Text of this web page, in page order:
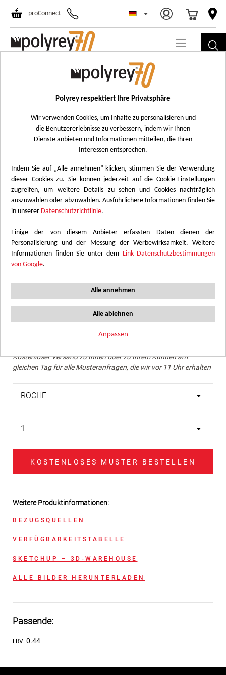
Polyrey respektiert Ihre Privatsphäre
Wir verwenden Cookies, um Inhalte zu personalisieren und
die Benutzererlebnisse zu verbessern, indem wir Ihnen
Dienste anbieten und Informationen mitteilen, die Ihren
Interessen entsprechen.
Indem Sie auf „Alle annehmen“ klicken, stimmen Sie der Verwendung
dieser Cookies zu. Sie können jederzeit auf die Cookie-Einstellungen
zugreifen, um weitere Details zu sehen und Cookies nachträglich
auszuwählen oder abzuwählen. Ausführlichere Informationen finden Sie
in unserer Datenschutzrichtlinie.
Einige der von diesem Anbieter erfassten Daten dienen der
Personalisierung und der Messung der Werbewirksamkeit. Weitere
Informationen finden Sie unter dem Link Datenschutzbestimmungen
von Google.
Alle annehmen
Alle ablehnen
Anpassen
proConnect
Select Store
Natursteingraue Oberfläche mit subtilen
Marmorierungen, die jedem Raum eine schlichte und
raffinierte Atmosphäre verleihen.
Kostenloser Versand zu Ihnen oder zu Ihrem Kunden am
gleichen Tag für alle Musteranfragen, die wir vor 11 Uhr erhalten
KOSTENLOSES MUSTER BESTELLEN
Weitere Produktinformationen:
BEZUGSQUELLEN
VERFÜGBARKEITSTABELLE
SKETCHUP – 3D-WAREHOUSE
ALLE BILDER HERUNTERLADEN
Passende:
LRV: 0.44
Schiste Clair
to
Wish
List
Wir empfehlen eine Überprüfung des gewünschten Farbtons
the
of
gallery